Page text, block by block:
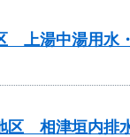
上湯中湯用水
区 相津垣内排